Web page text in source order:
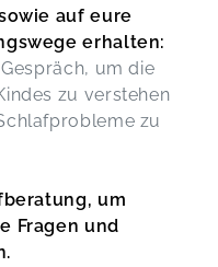
auf eure
erhalten:
um die
zu verstehen
zu
um
Fragen und